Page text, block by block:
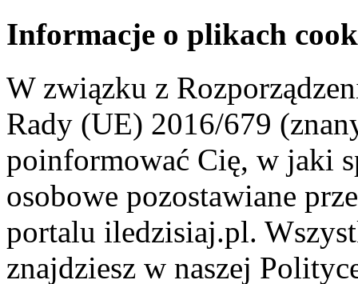
Informacje o plikach
W związku z
Rady (UE) 2016/679
poinformować Cię, w jaki
osobowe pozostawiane
portalu iledzisiaj.pl.
znajdziesz w naszej